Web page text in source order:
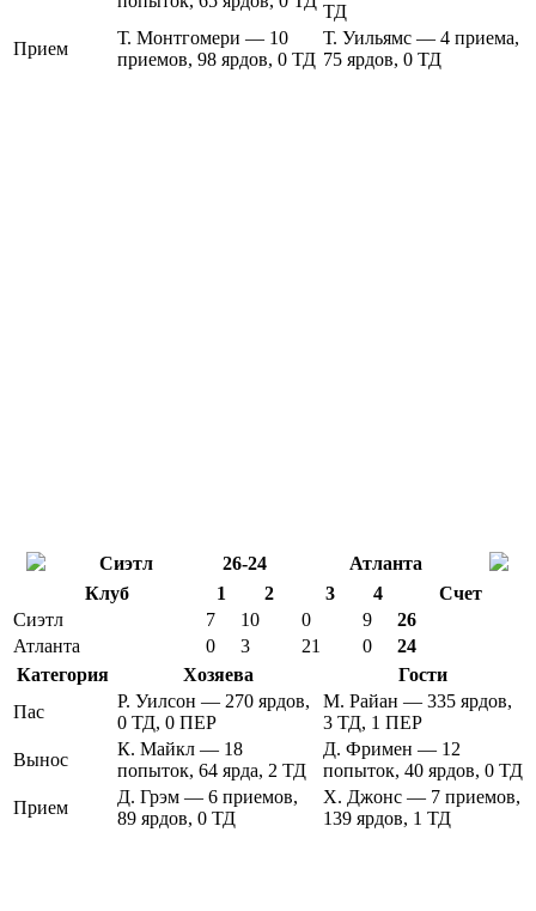
ТД
Прием
Т. Монтгомери — 10
приемов, 98 ярдов, 0 ТД
Т. Уильямс — 4 приема,
75 ярдов, 0 ТД
Сиэтл 26-24
Атланта
Клуб
1 2 3 4
Счет
Сиэтл
7 10 0 9
26
Атланта
0 3 21 0
24
Категория
Хозяева
Гости
Пас
Р. Уилсон — 270 ярдов,
0 ТД, 0 ПЕР
М. Райан — 335 ярдов,
3 ТД, 1 ПЕР
Вынос
К. Майкл — 18
попыток, 64 ярда, 2 ТД
Д. Фримен — 12
попыток, 40 ярдов, 0 ТД
Прием
Д. Грэм — 6 приемов,
89 ярдов, 0 ТД
Х. Джонс — 7 приемов,
139 ярдов, 1 ТД